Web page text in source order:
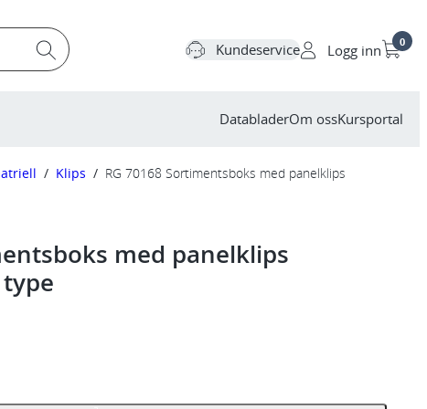
Kundeservice Logg inn 0
DatabladerOm ossKursportal
/ Klips / RG 70168 Sortimentsboks med panelklips
med panelklips